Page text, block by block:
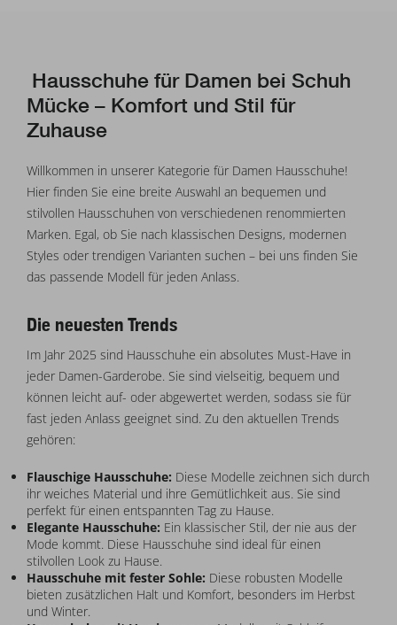
Hausschuhe für Damen bei Schuh
Mücke – Komfort und Stil für
Zuhause
Willkommen in unserer Kategorie für Damen Hausschuhe!
Hier finden Sie eine breite Auswahl an bequemen und
stilvollen Hausschuhen von verschiedenen renommierten
Marken. Egal, ob Sie nach klassischen Designs, modernen
Styles oder trendigen Varianten suchen – bei uns finden Sie
das passende Modell für jeden Anlass.
Die neuesten Trends
Im Jahr 2025 sind Hausschuhe ein absolutes Must-Have in
jeder Damen-Garderobe. Sie sind vielseitig, bequem und
können leicht auf- oder abgewertet werden, sodass sie für
fast jeden Anlass geeignet sind. Zu den aktuellen Trends
gehören:
Flauschige Hausschuhe: Diese Modelle zeichnen sich durch
ihr weiches Material und ihre Gemütlichkeit aus. Sie sind
perfekt für einen entspannten Tag zu Hause.
Elegante Hausschuhe: Ein klassischer Stil, der nie aus der
Mode kommt. Diese Hausschuhe sind ideal für einen
stilvollen Look zu Hause.
Hausschuhe mit fester Sohle: Diese robusten Modelle
bieten zusätzlichen Halt und Komfort, besonders im Herbst
und Winter.